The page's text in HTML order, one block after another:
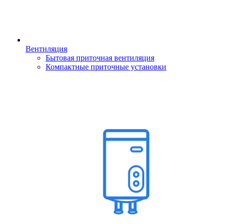
Вентиляция
Бытовая приточная вентиляция
Компактные приточные установки